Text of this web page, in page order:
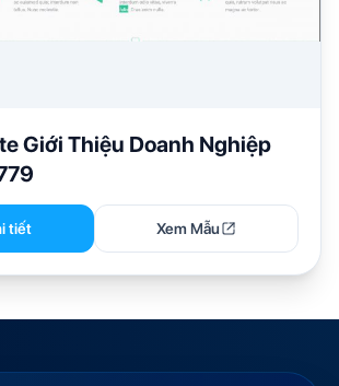
Giới Thiệu Doanh Nghiệp
tiết Xem Mẫu